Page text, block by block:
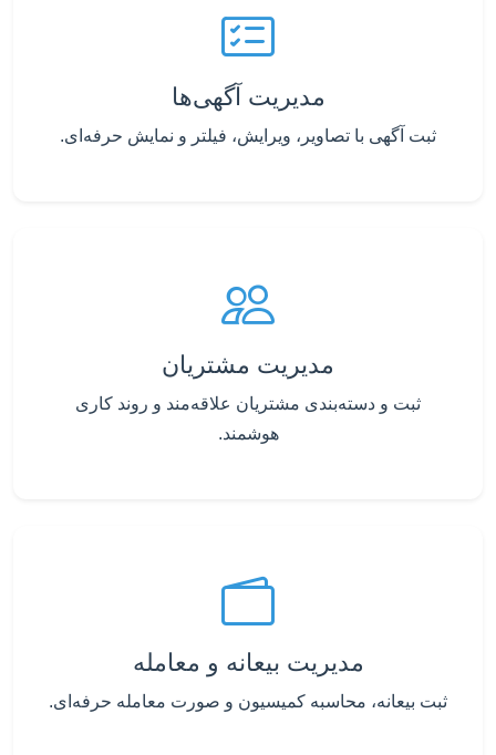
مدیریت آگهی‌ها
ثبت آگهی با تصاویر، ویرایش، فیلتر و نمایش حرفه‌ای.
مدیریت مشتریان
ثبت و دسته‌بندی مشتریان علاقه‌مند و روند کاری
هوشمند.
مدیریت بیعانه و معامله
ثبت بیعانه، محاسبه کمیسیون و صورت معامله حرفه‌ای.